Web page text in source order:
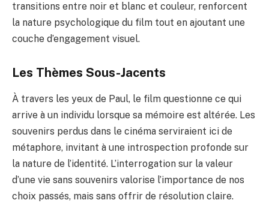
transitions entre noir et blanc et couleur, renforcent
la nature psychologique du film tout en ajoutant une
couche d’engagement visuel.
Les Thèmes Sous-Jacents
À travers les yeux de Paul, le film questionne ce qui
arrive à un individu lorsque sa mémoire est altérée. Les
souvenirs perdus dans le cinéma serviraient ici de
métaphore, invitant à une introspection profonde sur
la nature de l’identité. L’interrogation sur la valeur
d’une vie sans souvenirs valorise l’importance de nos
choix passés, mais sans offrir de résolution claire.